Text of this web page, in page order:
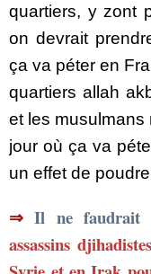
quartiers, y zont
on devrait
ça va péter en
quartiers allah
et les musulmans
jour où ça va
un effet de
⇒Il ne faudrait
assassins